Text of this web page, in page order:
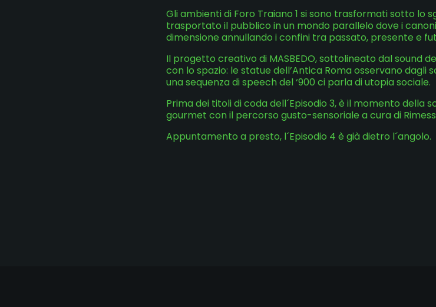
Gli ambienti di Foro Traiano 1 si sono trasformati sotto lo
trasportato il pubblico in un mondo parallelo dove i
dimensione annullando i confini tra passato, presente e
Il progetto creativo di MASBEDO, sottolineato dal sound
con lo spazio: le statue dell’Antica Roma osservano dagli
una sequenza di speech del ‘900 ci parla di utopia sociale.
Prima dei titoli di coda dell´Episodio 3, è il momento della
gourmet con il percorso gusto-sensoriale a cura di
Appuntamento a presto, l´Episodio 4 è già dietro l´angolo.